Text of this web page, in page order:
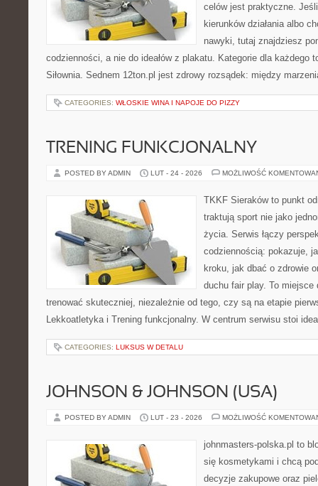
celów jest praktyczne.
kierunków działania albo
nawyki, tutaj znajdziesz
codzienności, a nie do ideałów z plakatu. Kategorie dla każdego
Siłownia. Sednem 12ton.pl jest zdrowy rozsądek: między
CATEGORIES: WŁOSKIE WINA I NAPOJE DO PIZZY
TRENING FUNKCJONALNY
POSTED BY ADMIN LUT - 24 - 2026 MOŻLIWOŚĆ
TKKF Sieraków to punkt
traktują sport nie jako
życia. Serwis łączy
codziennością: pokazuje,
kroku, jak dbać o zdrowie
duchu fair play. To
trenować skuteczniej, niezależnie od tego, czy są na etapie
Lekkoatletyka i Trening funkcjonalny. W centrum serwisu stoi
CATEGORIES: LUKSUS W DETALU
JOHNSON & JOHNSON (USA)
POSTED BY ADMIN LUT - 23 - 2026 MOŻLIWOŚĆ
johnmasters-polska.pl to
się kosmetykami i chcą
decyzje zakupowe oraz